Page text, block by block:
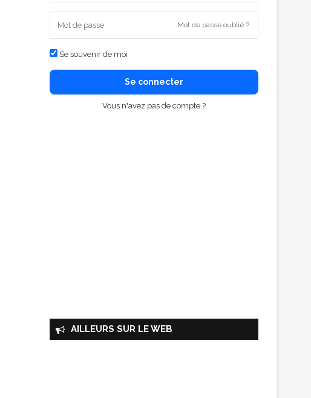
Mot de passe oublié ?
Se souvenir de moi
Se connecter
Vous n'avez pas de compte ?
AILLEURS SUR LE WEB